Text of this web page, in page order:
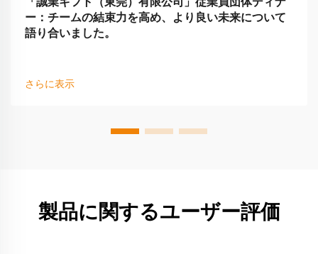
ー：チームの結束力を高め、より良い未来について
語り合いました。
さらに表示
製品に関するユーザー評価